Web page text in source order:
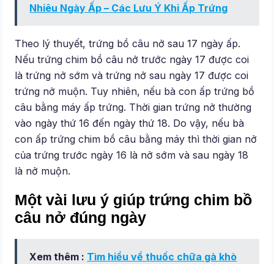
Nhiêu Ngày Ấp – Các Lưu Ý Khi Ấp Trứng
Theo lý thuyết, trứng bồ câu nở sau 17 ngày ấp.
Nếu trứng chim bồ câu nở trước ngày 17 được coi
là trứng nở sớm và trứng nở sau ngày 17 được coi
trứng nở muộn. Tuy nhiên, nếu bà con ấp trứng bồ
câu bằng máy ấp trứng. Thời gian trứng nở thường
vào ngày thứ 16 đến ngày thứ 18. Do vậy, nếu bà
con ấp trứng chim bồ câu bằng máy thì thời gian nở
của trứng trước ngày 16 là nở sớm và sau ngày 18
là nở muộn.
Một vài lưu ý giúp trứng chim bồ
câu nở đúng ngày
Xem thêm : Tìm hiểu về thuốc chữa gà khò